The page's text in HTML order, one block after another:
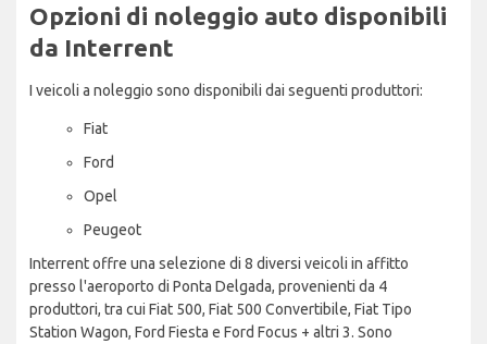
Opzioni di noleggio auto disponibili
da Interrent
I veicoli a noleggio sono disponibili dai seguenti produttori:
Fiat
Ford
Opel
Peugeot
Interrent offre una selezione di 8 diversi veicoli in affitto
presso l'aeroporto di Ponta Delgada, provenienti da 4
produttori, tra cui Fiat 500, Fiat 500 Convertibile, Fiat Tipo
Station Wagon, Ford Fiesta e Ford Focus + altri 3. Sono